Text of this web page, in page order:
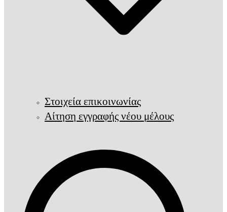
Στοιχεία επικοινωνίας
Αίτηση εγγραφής νέου μέλους